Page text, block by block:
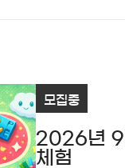
모집중
2026년 9
체험